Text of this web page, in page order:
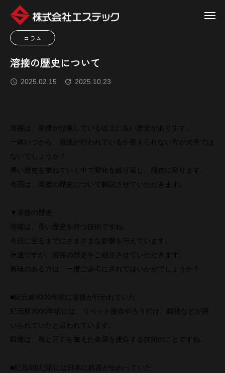
コラム
溶接の歴史について
2025.02.15 2025.10.23
溶接は、皆様が想像している以上に長い歴史があります。
一体いつから、溶接が行われているか答えられない方が大半では
ないでしょうか？
長い歴史を重ねていく中で変化を繰り返し、現在に至ります。
今回は、溶接の歴史について解説させていただきます。
▼溶接の歴史
溶接は、長い歴史を持つ技術ですね。
今日に至るまでにさまざまな影響を与えています。
早速ですが、溶接の歴史をご紹介させていただきます。
興味のある方は、一度ご参考にされてはいかがでしょうか？
■紀元前3000年頃に溶接が行われていた
紀元前3000年頃には、リベット接合やろう付け、鍛接などが用
いられていたと言われています。
鍛接は、熱と圧力を加えた金属を接合する技術のことですね。
■紀元3世紀頃には日本に鉄器が伝わっていた